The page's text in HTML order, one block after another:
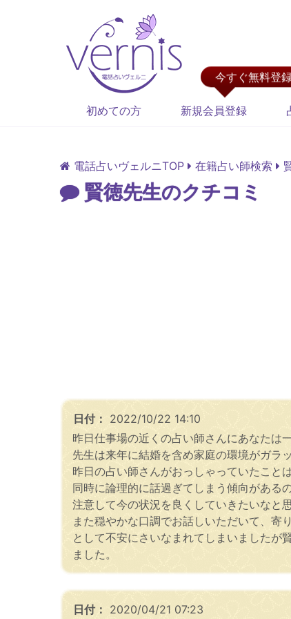
今すぐ無料登
初めての方 新規会員登録
電話占いヴェルニTOP 在籍占い師検索
賢徳先生のクチコミ
日付： 2022/10/22 14:10
昨日仕事場の近くの占い師さんにあなたは
先生は来年に結婚を含め家庭の環境がガラ
昨日の占い師さんがおっしゃっていたこと
同時に論理的に話過ぎてしまう傾向がある
注意して今の状況を良くしていきたいなと思
また穏やかな口調でお話しいただいて、寄
として不安にさいなまれてしまいましたが
ました。
日付： 2020/04/21 07:23